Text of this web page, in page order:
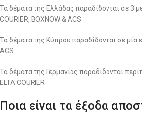
Τα δέματα της Ελλάδας παραδίδονται σε 3
COURIER, BOXNOW & ACS
Τα δέματα της Κύπρου παραδίδονται σε μία
ACS
Τα δέματα της Γερμανίας παραδίδονται
ELTA COURIER
Ποια είναι τα έξοδα